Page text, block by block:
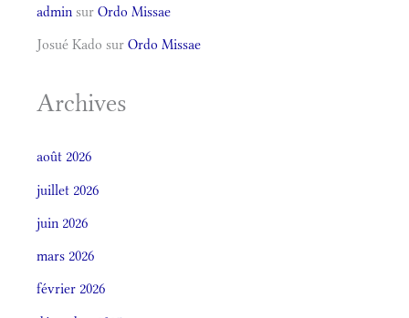
admin sur Ordo Missae
Josué Kado sur Ordo Missae
Archives
août 2026
juillet 2026
juin 2026
mars 2026
février 2026